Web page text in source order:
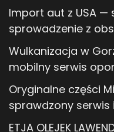
Import aut z USA —
sprowadzenie z
Wulkanizacja w
mobilny serwis
Oryginalne części
sprawdzony serwis
ETJA OLEJEK